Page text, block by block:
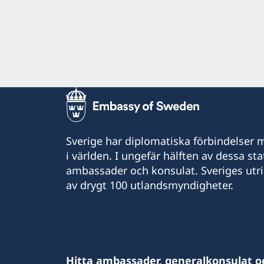
Sverige har diplomatiska förbindelser
i världen. I ungefär hälften av dessa
ambassader och konsulat. Sveriges
av drygt 100 utlandsmyndigheter.
Hitta ambassader, generalkonsulat